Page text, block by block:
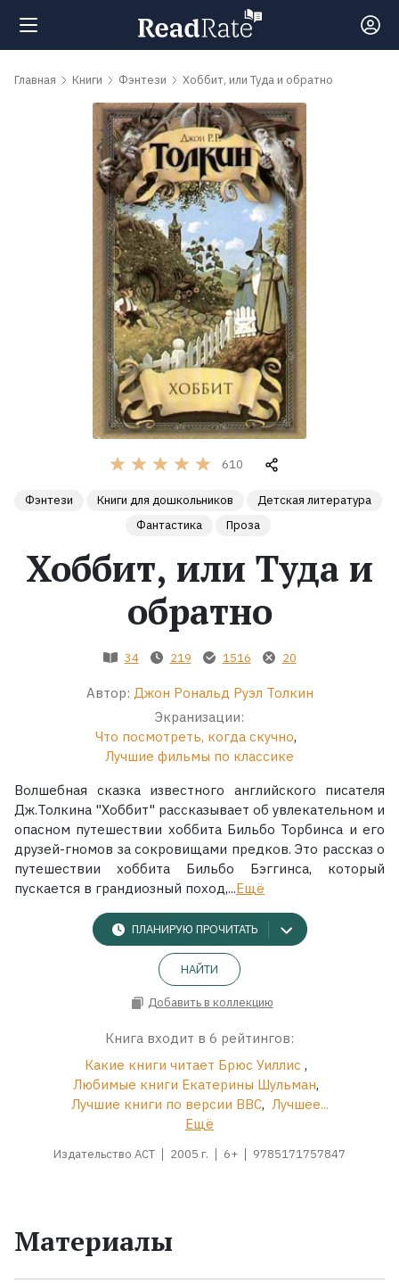
Поиск
обсуждаемые
Главная Книги Фэнтези Хоббит, или Туда и обратно
610
Фэнтези Книги для дошкольников
Детская литература
Фантастика
Проза
Хоббит, или Туда и
обратно
34 219 1516 20
Автор: Джон Рональд Руэл Толкин
Экранизации:
Что посмотреть, когда скучно,
Лучшие фильмы по классике
Волшебная сказка известного английского писателя
Дж.Толкина "Хоббит" рассказывает об увлекательном и
опасном путешествии хоббита Бильбо Торбинса и его
друзей-гномов за сокровищами предков. Это рассказ о
путешествии хоббита Бильбо Бэггинса, который
пускается в грандиозный поход,...Ещё
ПЛАНИРУЮ ПРОЧИТАТЬ
НАЙТИ
Добавить в коллекцию
Книга входит в 6 рейтингов:
Какие книги читает Брюс Уиллис ,
Любимые книги Екатерины Шульман,
Лучшие книги по версии BBC, Лучшее...
Ещё
Издательство АСТ 2005 г. 6+ 9785171757847
Материалы